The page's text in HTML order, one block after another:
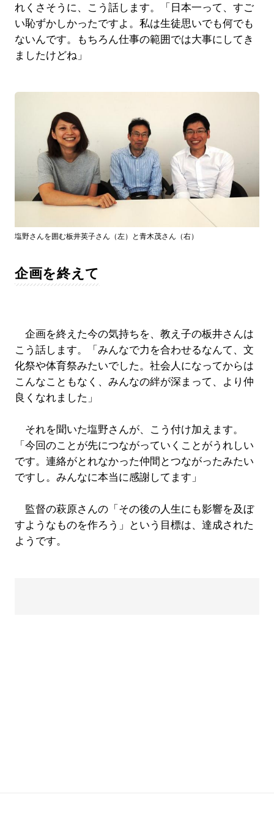
れくさそうに、こう話します。「日本一って、すご
い恥ずかしかったですよ。私は生徒思いでも何でも
ないんです。もちろん仕事の範囲では大事にしてき
ましたけどね」
塩野さんを囲む板井英子さん（左）と青木茂さん（右）
企画を終えて
企画を終えた今の気持ちを、教え子の板井さんは
こう話します。「みんなで力を合わせるなんて、文
化祭や体育祭みたいでした。社会人になってからは
こんなこともなく、みんなの絆が深まって、より仲
良くなれました」
それを聞いた塩野さんが、こう付け加えます。
「今回のことが先につながっていくことがうれしい
です。連絡がとれなかった仲間とつながったみたい
ですし。みんなに本当に感謝してます」
監督の萩原さんの「その後の人生にも影響を及ぼ
すようなものを作ろう」という目標は、達成された
ようです。